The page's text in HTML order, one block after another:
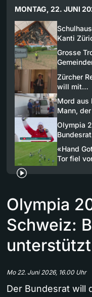
MONTAG, 22. JUNI
Kanti
Grosse
Zürcher
will mit…
Mord aus
Mann,
Olympia
«Hand
Tor fiel
Olympia
Schweiz:
Mo 22. Juni 2026, 16.00 Uhr
Der Bundesrat will